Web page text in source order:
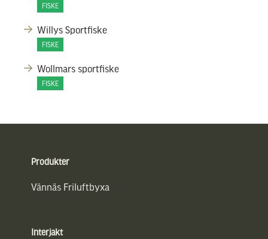
FISKE
Willys Sportfiske
FISKE
Wollmars sportfiske
FISKE
Produkter
Vännäs Friluftbyxa
Interjakt